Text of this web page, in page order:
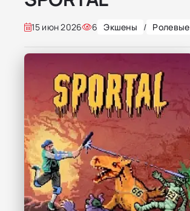
15 июн 2026 6 Экшены / Ролевые